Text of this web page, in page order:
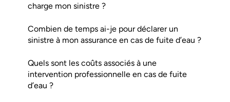
charge mon sinistre ?
Combien de temps ai-je pour déclarer un
sinistre à mon assurance en cas de fuite d’eau ?
Quels sont les coûts associés à une
intervention professionnelle en cas de fuite
d’eau ?